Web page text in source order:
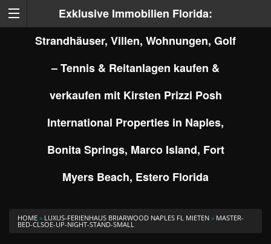
Exklusive Immobilien Florida:
Strandhäuser, Villen, Wohnungen, Golf
– Tennis & Reitanlagen kaufen &
verkaufen mit Kirsten Prizzi Posh
International Properties in Naples,
Bonita Springs, Marco Island, Fort
Myers Beach, Estero Florida
HOME » LUXUS-FERIENHAUS BRIARWOOD NAPLES FL MIETEN » MASTER-
BED-CLSOE-UP-NIGHT-STAND-SMALL